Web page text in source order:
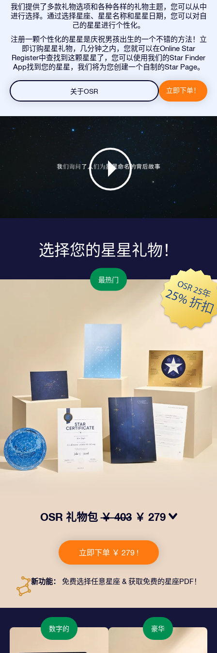
我们提供了多款礼物选项和各种各样的礼物主题，您可以从中
进行选择。通过选择星座、星星名称和星星日期，您可以对自
己的星星进行个性化。
注册一颗个性化的星星是庆祝男孩出生的一个不错的方法！立
即订购星星礼物，几分钟之内，您就可以在Online Star
Register中查找到这颗星星了，您可以使用我们的Star Finder
App找到您的星星，我们将为您创建一个自制的Star Page。
关于OSR 立即下单！
选择您的星星礼物！
最热门
OSR 礼物包￥ 403 ￥ 279
一个精美的信封、寄往您的收货地址的个性化文档、电子
文件以及免费应用程序。这是一种向亲友赠送永恒礼物的
神奇方式。
立即下单 ￥ 279 !
新功能： 免费选择任意星座 & 获取免费的星座PDF！
数字的 豪华